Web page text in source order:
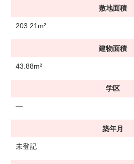
敷地面積
203.21m²
建物面積
43.88m²
学区
―
築年月
未登記